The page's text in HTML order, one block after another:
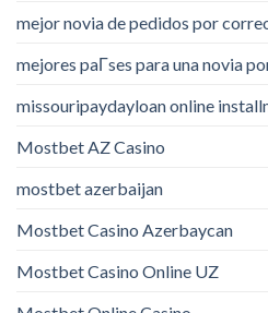
mejor novia de pedidos por
mejores paГ­ses para una novia
missouripaydayloan online
Mostbet AZ Casino
mostbet azerbaijan
Mostbet Casino Azerbaycan
Mostbet Casino Online UZ